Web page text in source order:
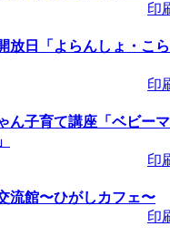
印
放日「よらんしょ・こら
印
ん子育て講座「ベビーマ
印
流館〜ひがしカフェ〜
印